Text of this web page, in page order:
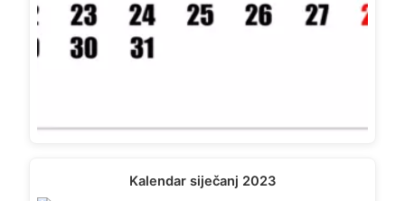
Kalendar siječanj 2023